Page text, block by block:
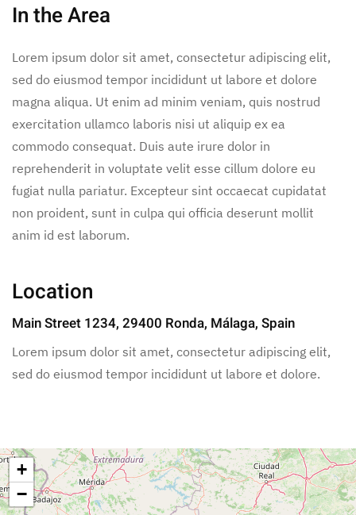
In the Area
Lorem ipsum dolor sit amet, consectetur adipiscing elit,
sed do eiusmod tempor incididunt ut labore et dolore
magna aliqua. Ut enim ad minim veniam, quis nostrud
exercitation ullamco laboris nisi ut aliquip ex ea
commodo consequat. Duis aute irure dolor in
reprehenderit in voluptate velit esse cillum dolore eu
fugiat nulla pariatur. Excepteur sint occaecat cupidatat
non proident, sunt in culpa qui officia deserunt mollit
anim id est laborum.
Location
Main Street 1234, 29400 Ronda, Málaga, Spain
Lorem ipsum dolor sit amet, consectetur adipiscing elit,
sed do eiusmod tempor incididunt ut labore et dolore.
+
−